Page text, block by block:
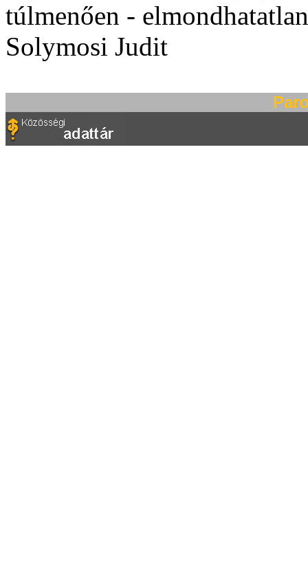
túlmenően -
Solymosi Judit